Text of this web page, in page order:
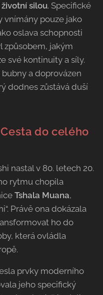
silou. Specifické
vnímány pouze jako
oslava schopnosti
způsobem, jakým
své kontinuity a síly.
a doprovázen
dodnes zůstává duší
Cesta do celého
nastal v 80. letech 20.
rytmu chopila
Tshala Muana,
Právě ona dokázala
ho do
která ovládla
prvky moderního
jeho specifický